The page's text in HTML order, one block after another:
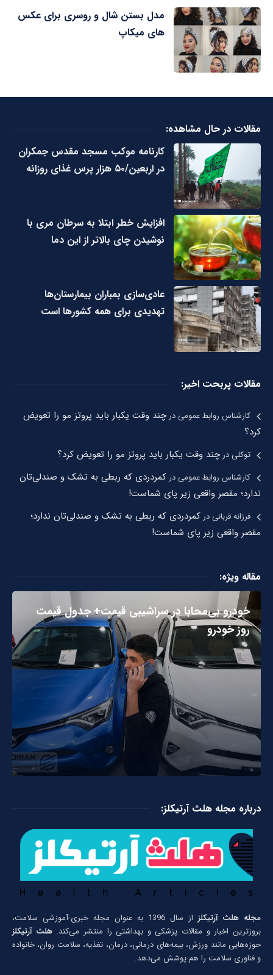
مدل بستن شال و روسری برای عکس
های میکاپ
مقالات در حال مشاهده:
کارنامه موکب مسجد مقدس جمکران
در اربعین/۵۰ هزار پرس غذای روزانه
افزایش خطر ابتلا به سرطان مری با
نوشیدن چای بالاتر از این دما
عادی‌سازی بمباران بیمارستان‌ها
تهدیدی برای همه کشورها است
مقالات پربحت اخیر:
کارشناس روابط عمومیدرچند وقت یکبار باید پروتز مو را تعویض
کرد؟
توکلیدرچند وقت یکبار باید پروتز مو را تعویض کرد؟
کارشناس روابط عمومیدر کمردردی که ربطی به تشک و صندلی‌تان
ندارد؛ مقصر واقعی زیر پای شماست!
فرزانه قربانیدر کمردردی که ربطی به تشک و صندلی‌تان ندارد؛
مقصر واقعی زیر پای شماست!
مقاله ویژه:
خودرو بی‌محابا در سراشیبی قیمت+ جدول قیمت
روز خودرو
درباره مجله هلث آرتیکلز:
مجله هلث آرتیکلز
از سال 1396 به عنوان مجله خبری-آموزشی سلامت،
بروزترین اخبار و مقالات پزشکی و بهداشتی را منتشر می‌کند.هلث آرتیکلز
حوزه‌هایی مانند ورزش، بیمه‌های درمانی، درمان، تغذیه، سلامت روان، خانواده
و فناوری سلامت را هم پوشش می‌دهد.